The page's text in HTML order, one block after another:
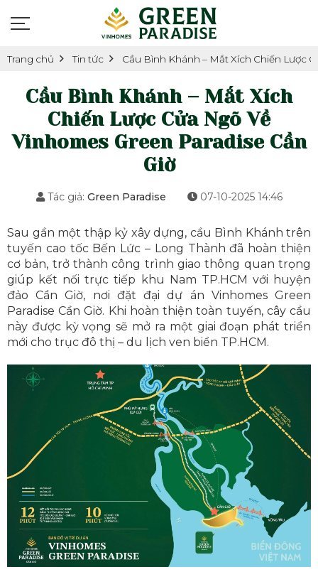
Trang chủ Tin tức Cầu Bình Khánh – Mắt Xích Chiến Lược
Cầu Bình Khánh – Mắt Xích
Chiến Lược Cửa Ngõ Về
Vinhomes Green Paradise Cần
Giờ
Tác giả: Green Paradise 07-10-2025 14:46
Sau gần một thập kỷ xây dựng, cầu Bình Khánh trên
tuyến cao tốc Bến Lức – Long Thành đã hoàn thiện
cơ bản, trở thành công trình giao thông quan trọng
giúp kết nối trực tiếp khu Nam TP.HCM với huyện
đảo Cần Giờ, nơi đặt đại dự án Vinhomes Green
Paradise Cần Giờ. Khi hoàn thiện toàn tuyến, cây cầu
này được kỳ vọng sẽ mở ra một giai đoạn phát triển
mới cho trục đô thị – du lịch ven biển TP.HCM.